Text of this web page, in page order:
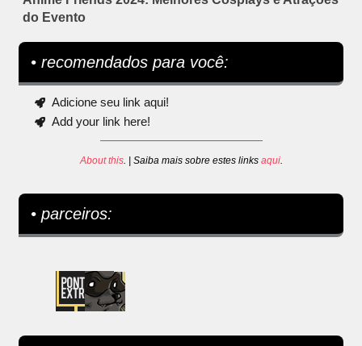
do Evento
• recomendados para você:
Adicione seu link aqui!
Add your link here!
About this. | Saiba mais sobre estes links aqui.
• parceiros: